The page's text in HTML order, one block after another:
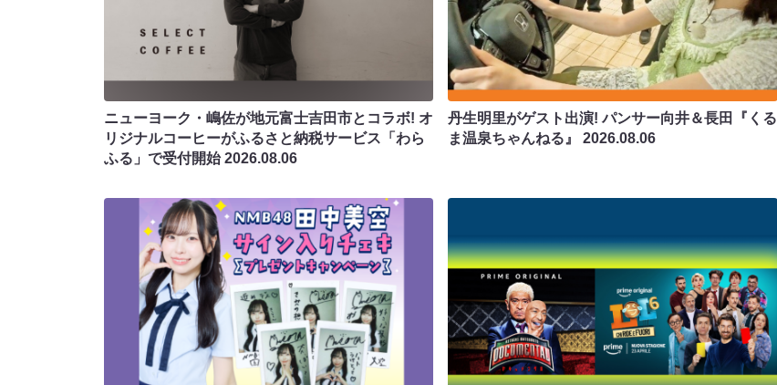
ニューヨーク・嶋佐が地元富士吉田市とコラボ! オ
リジナルコーヒーがふるさと納税サービス「わら
ふる」で受付開始2026.08.06
丹生明里がゲスト出演! パンサー向井＆長田『くる
ま温泉ちゃんねる』2026.08.06